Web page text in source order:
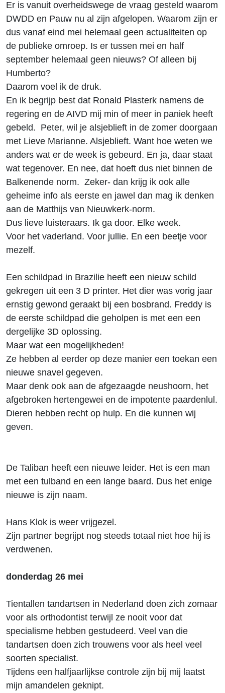
Er is vanuit overheidswege de vraag gesteld waarom
DWDD en Pauw nu al zijn afgelopen. Waarom zijn er
dus vanaf eind mei helemaal geen actualiteiten op
de publieke omroep. Is er tussen mei en half
september helemaal geen nieuws? Of alleen bij
Humberto?
Daarom voel ik de druk.
En ik begrijp best dat Ronald Plasterk namens de
regering en de AIVD mij min of meer in paniek heeft
gebeld. Peter, wil je alsjeblieft in de zomer doorgaan
met Lieve Marianne. Alsjeblieft. Want hoe weten we
anders wat er de week is gebeurd. En ja, daar staat
wat tegenover. En nee, dat hoeft dus niet binnen de
Balkenende norm. Zeker- dan krijg ik ook alle
geheime info als eerste en jawel dan mag ik denken
aan de Matthijs van Nieuwkerk-norm.
Dus lieve luisteraars. Ik ga door. Elke week.
Voor het vaderland. Voor jullie. En een beetje voor
mezelf.
Een schildpad in Brazilie heeft een nieuw schild
gekregen uit een 3 D printer. Het dier was vorig jaar
ernstig gewond geraakt bij een bosbrand. Freddy is
de eerste schildpad die geholpen is met een een
dergelijke 3D oplossing.
Maar wat een mogelijkheden!
Ze hebben al eerder op deze manier een toekan een
nieuwe snavel gegeven.
Maar denk ook aan de afgezaagde neushoorn, het
afgebroken hertengewei en de impotente paardenlul.
Dieren hebben recht op hulp. En die kunnen wij
geven.
De Taliban heeft een nieuwe leider. Het is een man
met een tulband en een lange baard. Dus het enige
nieuwe is zijn naam.
Hans Klok is weer vrijgezel.
Zijn partner begrijpt nog steeds totaal niet hoe hij is
verdwenen.
donderdag 26 mei
Tientallen tandartsen in Nederland doen zich zomaar
voor als orthodontist terwijl ze nooit voor dat
specialisme hebben gestudeerd. Veel van die
tandartsen doen zich trouwens voor als heel veel
soorten specialist.
Tijdens een halfjaarlijkse controle zijn bij mij laatst
mijn amandelen geknipt.